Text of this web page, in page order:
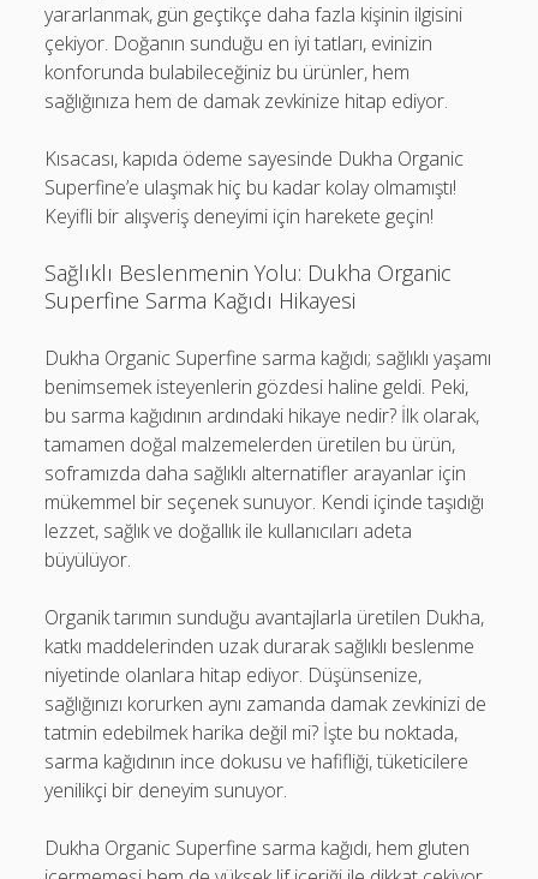
yararlanmak, gün geçtikçe daha fazla kişinin ilgisini
çekiyor. Doğanın sunduğu en iyi tatları, evinizin
konforunda bulabileceğiniz bu ürünler, hem
sağlığınıza hem de damak zevkinize hitap ediyor.
Kısacası, kapıda ödeme sayesinde Dukha Organic
Superfine’e ulaşmak hiç bu kadar kolay olmamıştı!
Keyifli bir alışveriş deneyimi için harekete geçin!
Sağlıklı Beslenmenin Yolu: Dukha Organic
Superfine Sarma Kağıdı Hikayesi
Dukha Organic Superfine sarma kağıdı; sağlıklı yaşamı
benimsemek isteyenlerin gözdesi haline geldi. Peki,
bu sarma kağıdının ardındaki hikaye nedir? İlk olarak,
tamamen doğal malzemelerden üretilen bu ürün,
soframızda daha sağlıklı alternatifler arayanlar için
mükemmel bir seçenek sunuyor. Kendi içinde taşıdığı
lezzet, sağlık ve doğallık ile kullanıcıları adeta
büyülüyor.
Organik tarımın sunduğu avantajlarla üretilen Dukha,
katkı maddelerinden uzak durarak sağlıklı beslenme
niyetinde olanlara hitap ediyor. Düşünsenize,
sağlığınızı korurken aynı zamanda damak zevkinizi de
tatmin edebilmek harika değil mi? İşte bu noktada,
sarma kağıdının ince dokusu ve hafifliği, tüketicilere
yenilikçi bir deneyim sunuyor.
Dukha Organic Superfine sarma kağıdı, hem gluten